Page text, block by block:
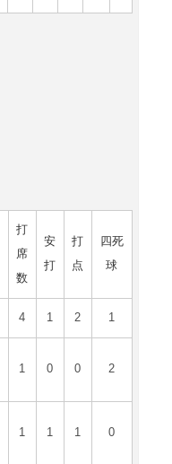
打
席
数
安
打
打
点
四死
球
4 1 2 1
1 0 0 2
1 1 1 0